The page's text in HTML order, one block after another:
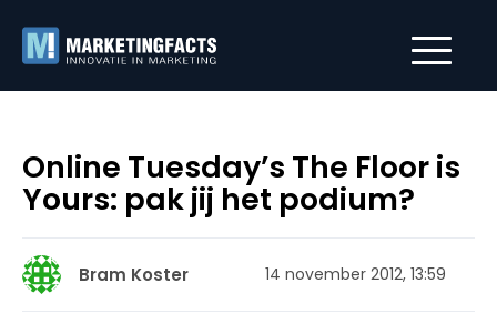
Online Tuesday’s The Floor is
Yours: pak jij het podium?
Bram Koster 14 november 2012, 13:59